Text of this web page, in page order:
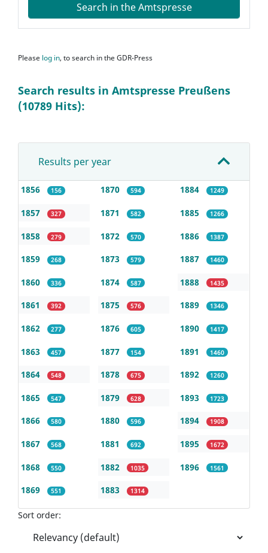
Search in the Amtspresse
Please log in, to search in the GDR-Press
Search results in Amtspresse Preußens
(10789 Hits):
Results per year
1856 156
1857 327
1858 279
1859 268
1860 336
1861 392
1862 277
1863 457
1864 548
1865 547
1866 580
1867 568
1868 550
1869 551
1870 594
1871 582
1872 570
1873 579
1874 587
1875 576
1876 605
1877 154
1878 675
1879 628
1880 596
1881 692
1882 1035
1883 1314
1884 1249
1885 1266
1886 1387
1887 1460
1888 1435
1889 1346
1890 1417
1891 1460
1892 1260
1893 1723
1894 1908
1895 1672
1896 1561
Sort order: